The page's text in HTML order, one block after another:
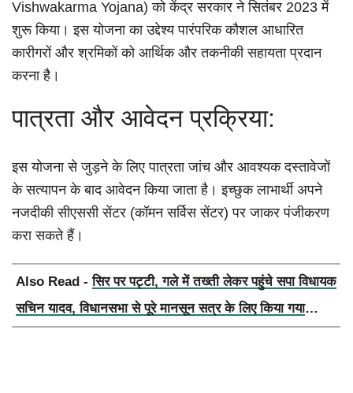
Vishwakarma Yojana) को केंद्र सरकार ने सितंबर 2023 में
शुरू किया। इस योजना का उद्देश्य पारंपरिक कौशल आधारित
कारीगरों और श्रमिकों को आर्थिक और तकनीकी सहायता प्रदान
करना है।
पात्रता और आवेदन प्रक्रिया:
इस योजना से जुड़ने के लिए पात्रता जांच और आवश्यक दस्तावेजों
के सत्यापन के बाद आवेदन किया जाता है। इच्छुक लाभार्थी अपने
नजदीकी सीएससी सेंटर (कॉमन सर्विस सेंटर) पर जाकर पंजीकरण
करा सकते हैं।
Also Read -सिर पर पट्टी, गले में तख्ती लेकर पहुंचे सपा विधायक
सचिन यादव, विधानसभा से पूरे मानसून सत्र के लिए किया गया